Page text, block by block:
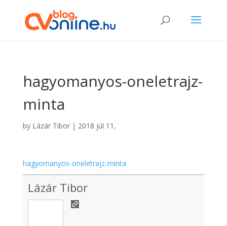
hagyomanyos-oneletrajz-
minta
by Lázár Tibor| 2018 júl 11,
hagyomanyos-oneletrajz-minta
Lázár Tibor